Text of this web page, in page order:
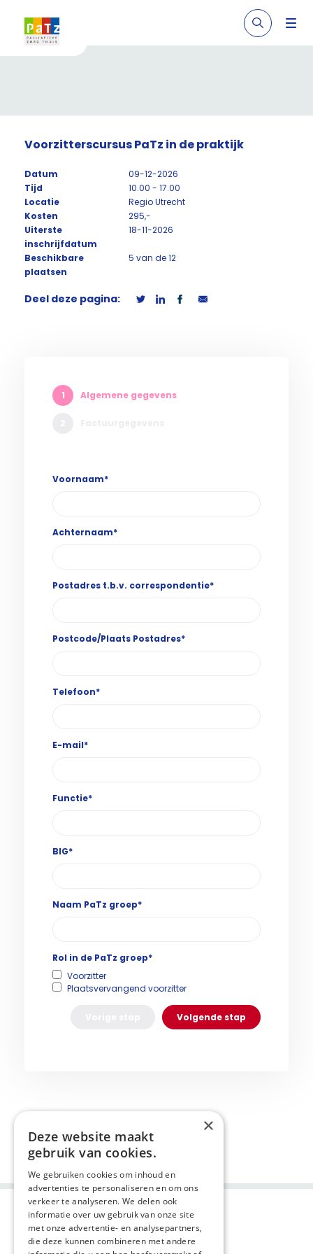
Voorzitterscursus PaTz in de praktijk
Datum
09-12-2026
Tijd
10.00 - 17.00
Locatie
Regio Utrecht
Kosten
295,-
Uiterste
inschrijfdatum
18-11-2026
Beschikbare
plaatsen
5 van de 12
Deel deze pagina:
1 Algemene gegevens
Voornaam*
Achternaam*
Postadres t.b.v. correspondentie*
Postcode/Plaats Postadres*
Telefoon*
E-mail*
Functie*
BIG*
Naam PaTz groep*
Rol in de PaTz groep*
Voorzitter
Plaatsvervangend voorzitter
Volgende stap
×
Deze website maakt
gebruik van cookies.
We gebruiken cookies om inhoud en
advertenties te personaliseren en om ons
verkeer te analyseren. We delen ook
informatie over uw gebruik van onze site
met onze advertentie- en analysepartners,
die deze kunnen combineren met andere